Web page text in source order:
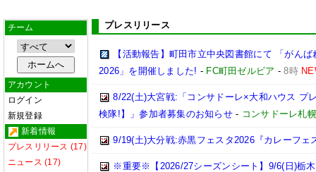
チーム
アカウント
ログイン
新規登録
新着情報
プレスリリース (17)
ニュース (17)
プレスリリース
【活動報告】町田市立中央図書館にて 「がん
2026」を開催しました! - FC町田ゼルビア -8時
8/22(土)大宮戦:「コンサドーレ×大和ハウス プ
検隊!】」参加者募集のお知らせ - コンサドーレ札幌
9/19(土)大分戦:赤黒フェスタ2026『カレーフェ
※重要※【2026/27シーズンシート】9/6(日)栃